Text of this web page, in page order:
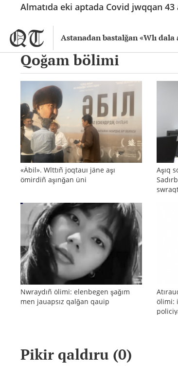
Astanadan bastalğan «Wlı dala
Almatıda eki aptada Covid jwqqan 43
Qoğam bölimi
«Äbil». Wlttıñ joqtauı jäne aşı
ömirdiñ aşınğan üni
Aşıq
Nwraydıñ ölimi: elenbegen şağım
men jauapsız qalğan qauip
ölimi:
Pikir qaldıru (0)